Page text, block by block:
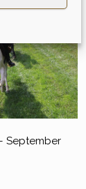
September